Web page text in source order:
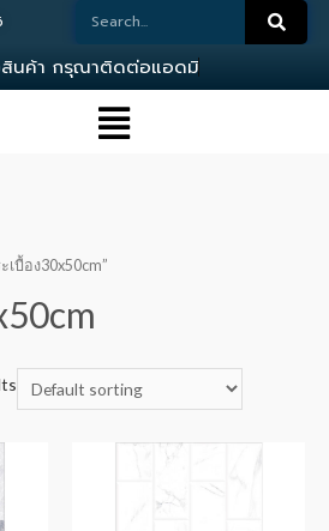
คา ก รณาตดตอแอดมน
เบื้อง30x50cm”